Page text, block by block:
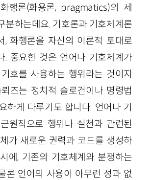
행론(화용론, pragmatics)의 세
분하는데요. 기호론과 기호체계론
, 화행론을 자신의 이론적 토대로
. 중요한 것은 언어나 기호체계가
호를 사용하는 행위라는 것이지
즈는 정치적 슬로건이나 명령법
하게 다루기도 합니다. 언어나 기
원적으로 행위나 실천과 관련된
가 새로운 권력과 코드를 생성하
에, 기존의 기호체계와 분쟁하는
론 언어의 사용이 아무런 성과 없